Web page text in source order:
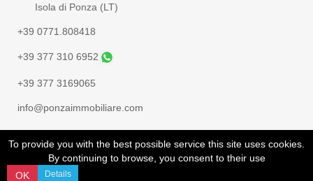
Isola di Ponza (LT)
+39 0771.808418
+39 377 310 6952
+39 377 3169065
info@ponzaimmobiliare.com
To provide you with the best possible service this site uses cookies.
By continuing to browse, you consent to their use
OK
Details